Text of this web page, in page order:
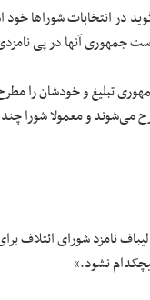
انتخابات شوراها خود
تبلیغ و خودشان را
می‌شوند و معمولا شورا چند
نامزد شورای ائتلاف
نشود.»